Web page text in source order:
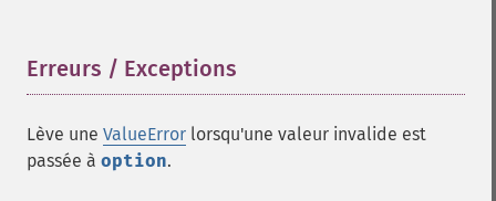
Erreurs / Exceptions
Lève une ValueError lorsqu'une valeur invalide est
passée à option.